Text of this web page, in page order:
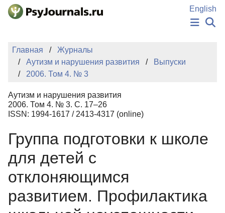
Перейти к основному содержанию
English
НОВОСТИ
АВТОРЫ
КЛЮЧЕВЫЕ СЛОВА
Регистрация
Главная
Журналы
Аутизм и нарушения развития
Выпуски
2006. Том 4. № 3
Аутизм и нарушения развития
2006. Том 4. № 3. С. 17–26
ISSN: 1994-1617 / 2413-4317 (online)
Группа подготовки к школе
для детей с
отклоняющимся
развитием. Профилактика